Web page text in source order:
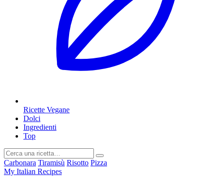
Ricette Vegane
Dolci
Ingredienti
Top
Carbonara Tiramisù Risotto Pizza
My Italian Recipes